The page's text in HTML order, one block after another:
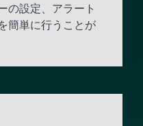
の設定、アラート
簡単に行うことが